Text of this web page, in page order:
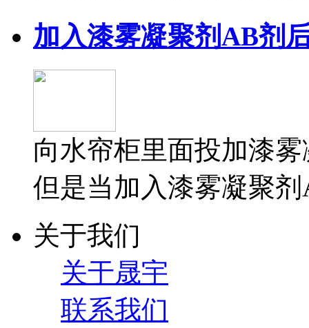
加入漆雾凝聚剂AB剂
向水帘柜里面投加漆
但是当加入漆雾凝聚
关于我们
关于晟宇
联系我们